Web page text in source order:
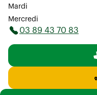
Mardi
Mercredi
03 89 43 70 83